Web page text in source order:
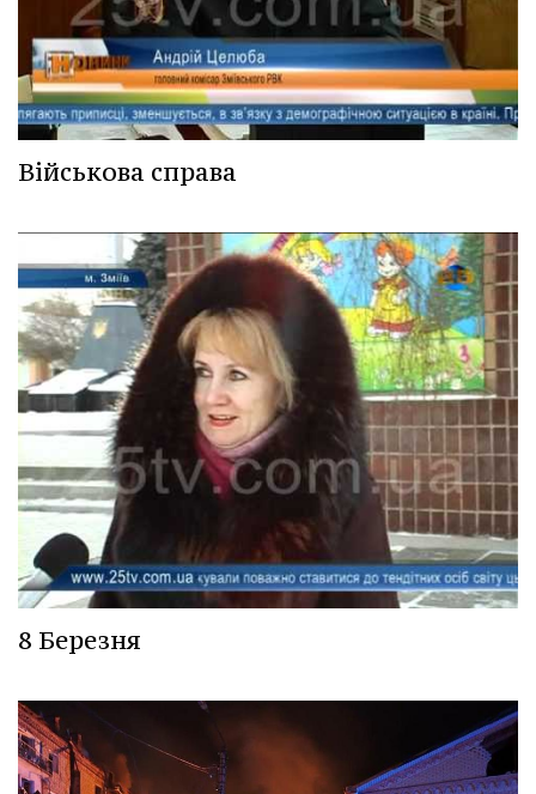
Військова справа
8 Березня